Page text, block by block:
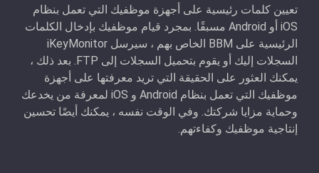
تعيين كلمات رئيسية على أجهزة موظفيك التي تعمل بنظام
iOS أو Android مسبقًا. بمجرد قيام موظفيك بإدخال الكلمات
الرئيسية على BBM الخاص بهم ، سيرسل iKeyMonitor
السجلات إليك أو يقوم بتحميل السجلات إلى FTP. بعد ذلك ،
يمكنك العثور على الحقيقة التي تريد معرفتها على أجهزة
موظفيك التي تعمل بنظام Android و iOS لمعرفة من يخدعك
وحماية مزايا شركتك. وفي الوقت نفسه ، يمكنك أيضًا تحسين
إنتاجية موظفيك وكفاءتهم.